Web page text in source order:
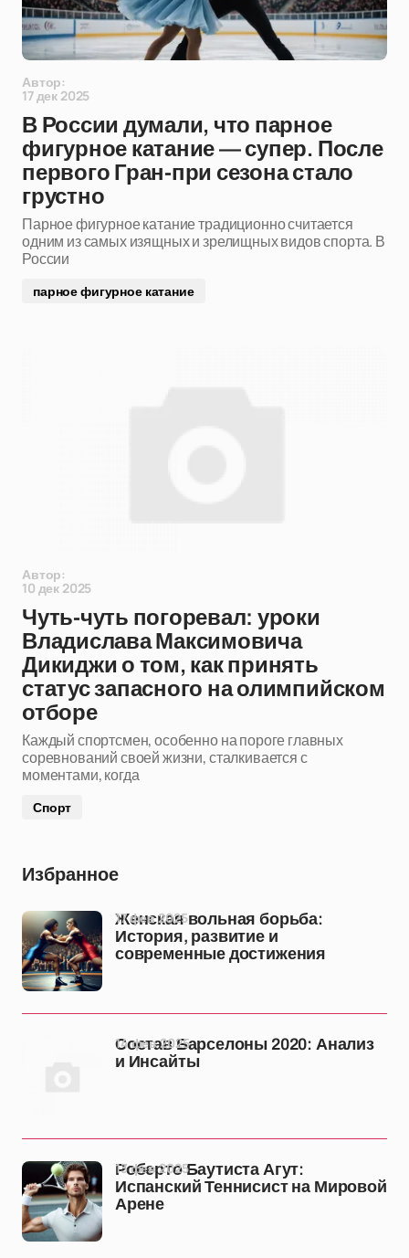
Автор:
17 дек 2025
В России думали, что парное
фигурное катание — супер. После
первого Гран-при сезона стало
грустно
Парное фигурное катание традиционно считается
одним из самых изящных и зрелищных видов спорта. В
России
парное фигурное катание
Автор:
10 дек 2025
Чуть-чуть погоревал: уроки
Владислава Максимовича
Дикиджи о том, как принять
статус запасного на олимпийском
отборе
Каждый спортсмен, особенно на пороге главных
соревнований своей жизни, сталкивается с
моментами, когда
Спорт
Избранное
Женская вольная борьба:
История, развитие и
современные достижения
17 фев 2025
Состав Барселоны 2020: Анализ
и Инсайты
14 фев 2025
Роберто Баутиста Агут:
Испанский Теннисист на Мировой
Арене
13 фев 2025